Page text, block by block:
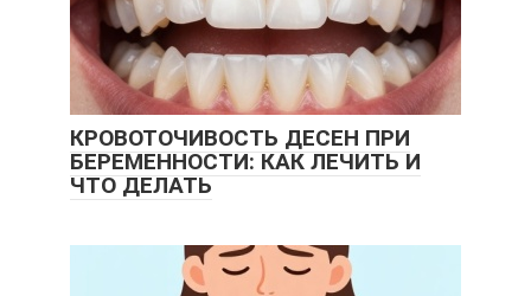
КРОВОТОЧИВОСТЬ ДЕСЕН ПРИ
БЕРЕМЕННОСТИ: КАК ЛЕЧИТЬ И
ЧТО ДЕЛАТЬ